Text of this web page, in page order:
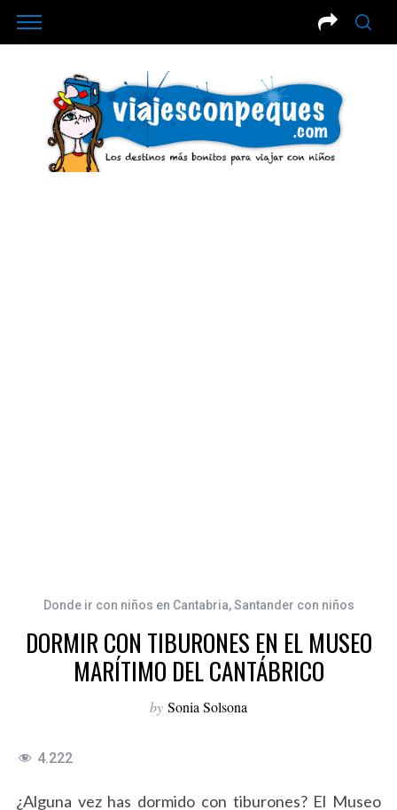
Donde ir con niños en Cantabria,Santander con niños
DORMIR CON TIBURONES EN EL MUSEO
MARÍTIMO DEL CANTÁBRICO
by Sonia Solsona
4.222
¿Alguna vez has dormido con tiburones? El Museo